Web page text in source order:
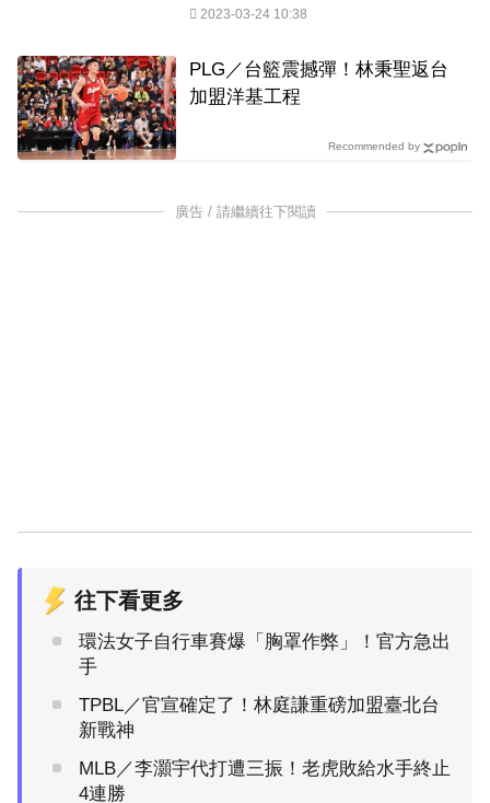
2023-03-24 10:38
PLG／台籃震撼彈！林秉聖返台
加盟洋基工程
Recommended by
廣告 / 請繼續往下閱讀
往下看更多
環法女子自行車賽爆「胸罩作弊」！官方急出
手
TPBL／官宣確定了！林庭謙重磅加盟臺北台
新戰神
MLB／李灝宇代打遭三振！老虎敗給水手終止
4連勝